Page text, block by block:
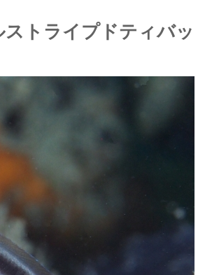
トライプドティバッ